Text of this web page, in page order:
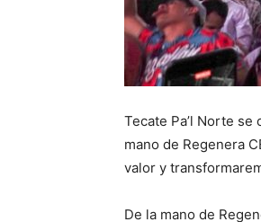
Tecate Pa’l Norte
mano de Regenera
valor y
De la mano de